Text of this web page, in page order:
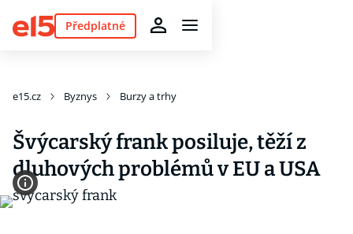
Předplatné
e15.cz Byznys Burzy a trhy
Švýcarský frank posiluje, těží z
dluhových problémů v EU a USA